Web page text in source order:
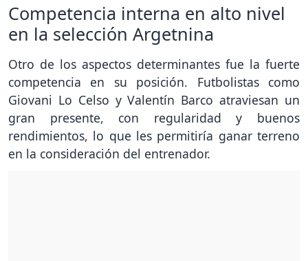
Competencia interna en alto nivel
en la selección Argetnina
Otro de los aspectos determinantes fue la fuerte
competencia en su posición. Futbolistas como
Giovani Lo Celso y Valentín Barco atraviesan un
gran presente, con regularidad y buenos
rendimientos, lo que les permitiría ganar terreno
en la consideración del entrenador.